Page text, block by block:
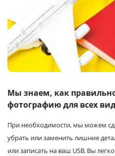
Багетная мастерская
Полиграфия
Услуги и сервис
Магазин
Мы знаем, как
фотографию для всех
При необходимости, мы можем
убрать или заменить лишние
или записать на ваш USB. Вы